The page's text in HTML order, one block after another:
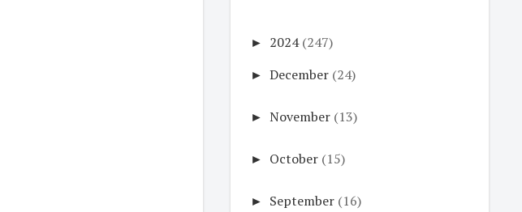
► 2024 (247)
► December (24)
► November (13)
► October (15)
► September (16)